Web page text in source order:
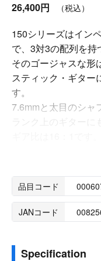
26,400円 （税込）
150シリーズはイン
で、3対3の配列を持
そのゴージャスな形
スティック・ギター
す。
7.6mmと太目のシャ
品目コード
JANコード
Specification